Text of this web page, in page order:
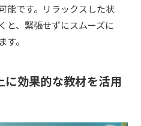
能です。リラックスした状
と、緊張せずにスムーズに
。
効果的な教材を活用